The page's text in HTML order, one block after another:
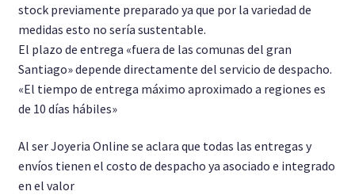
stock previamente preparado ya que por la variedad de
medidas esto no sería sustentable.
El plazo de entrega «fuera de las comunas del gran
Santiago» depende directamente del servicio de despacho.
«El tiempo de entrega máximo aproximado a regiones es
de 10 días hábiles»
Al ser Joyeria Online se aclara que todas las entregas y
envíos tienen el costo de despacho ya asociado e integrado
en el valor